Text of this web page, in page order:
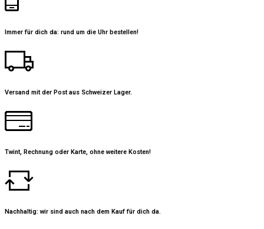
Immer für dich da: rund um die Uhr bestellen!
Versand mit der Post aus Schweizer Lager.
Twint, Rechnung oder Karte, ohne weitere Kosten!
Nachhaltig: wir sind auch nach dem Kauf für dich da.